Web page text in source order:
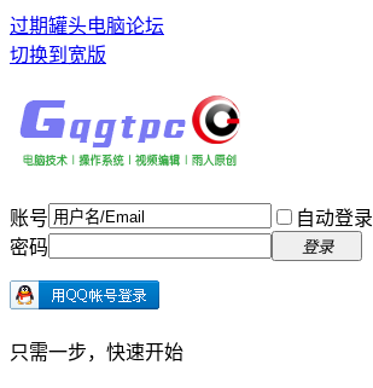
过期罐头电脑论坛
切换到宽版
账号 自动登录
密码
登录
只需一步，快速开始